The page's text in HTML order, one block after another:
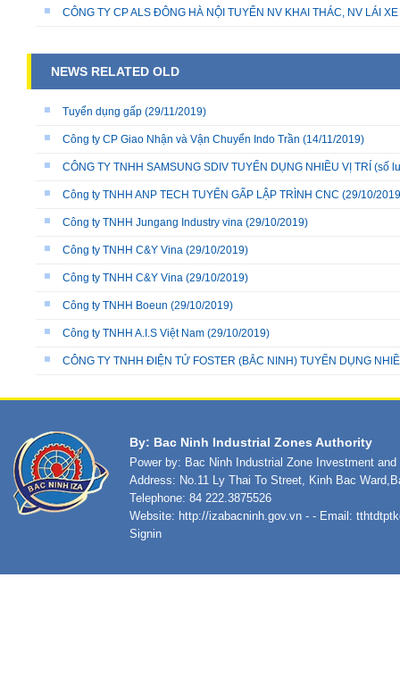
CÔNG TY CP ALS ĐÔNG HÀ NỘI TUYỂN NV KHAI THÁC, NV LÁI
NEWS RELATED OLD
Tuyển dụng gấp (29/11/2019)
Công ty CP Giao Nhận và Vận Chuyển Indo Trần (14/11/2019)
CÔNG TY TNHH SAMSUNG SDIV TUYỂN DỤNG NHIỀU VỊ TRÍ (số
Công ty TNHH ANP TECH TUYỂN GẤP LẬP TRÌNH CNC (29/10/
Công ty TNHH Jungang Industry vina (29/10/2019)
Công ty TNHH C&Y Vina (29/10/2019)
Công ty TNHH C&Y Vina (29/10/2019)
Công ty TNHH Boeun (29/10/2019)
Công ty TNHH A.I.S Việt Nam (29/10/2019)
CÔNG TY TNHH ĐIỆN TỬ FOSTER (BẮC NINH) TUYỂN DỤNG
By: Bac Ninh Industrial Zones Authority
Power by: Bac Ninh Industrial Zone Investment
Address: No.11 Ly Thai To Street, Kinh Bac
Telephone: 84 222.3875526
Website: http://izabacninh.gov.vn - - Email:
Signin